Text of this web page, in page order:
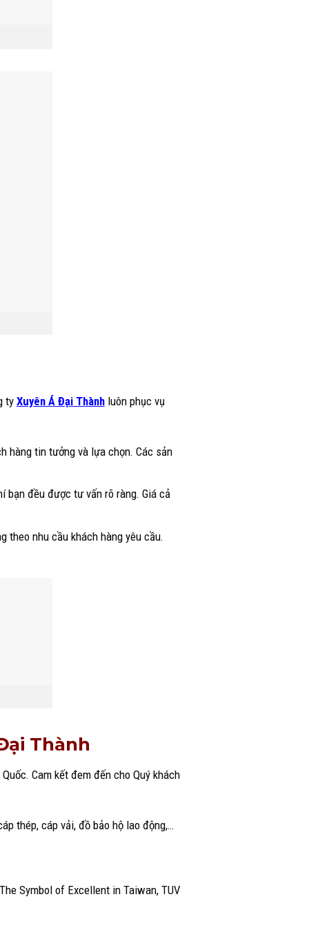
ty Xuyên Á Đại Thànhluôn phục vụ
hàng tin tưởng và lựa chọn. Các sản
bạn đều được tư vấn rõ ràng. Giá cả
theo nhu cầu khách hàng yêu cầu.
Thành
Cam kết đem đến cho Quý khách
thép, cáp vải, đồ bảo hộ lao động,…
Symbol of Excellent in Taiwan, TUV